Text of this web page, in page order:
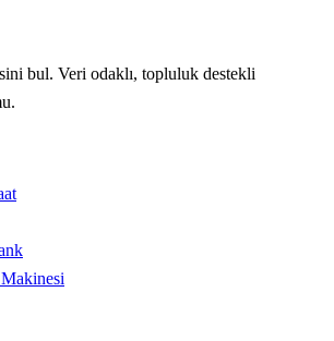
bul. Veri odaklı, topluluk destekli